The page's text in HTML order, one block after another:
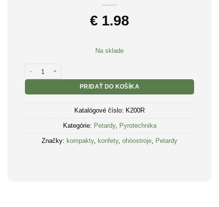
€ 1.98
Na sklade
PRIDAŤ DO KOŠÍKA
Katalógové číslo: K200R
Kategórie: Petardy, Pyrotechnika
Značky: kompakty, konfety, ohòostroje Petardy